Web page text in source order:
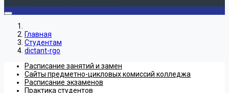
Главная
Студентам
dictant-rgo
Расписание занятий и замен
Сайты предметно-цикловых комиссий колледжа
Расписание экзаменов
Практика студентов